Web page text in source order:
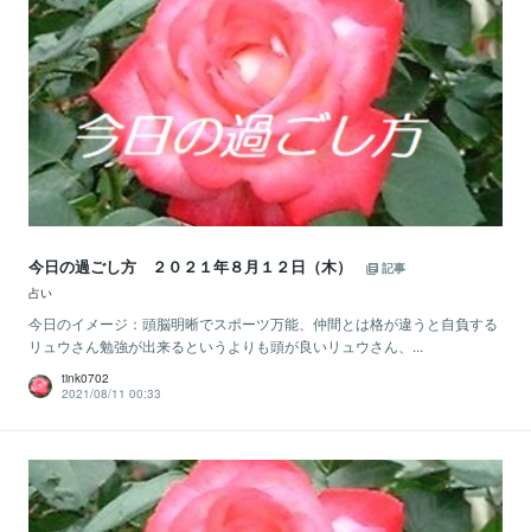
今日の過ごし方 ２０２１年８月１２日（木）
記事
占い
今日のイメージ：頭脳明晰でスポーツ万能、仲間とは格が違うと自負する
リュウさん勉強が出来るというよりも頭が良いリュウさん、...
tink0702
2021/08/11 00:33